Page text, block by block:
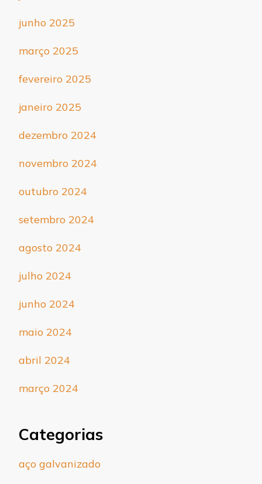
junho 2025
março 2025
fevereiro 2025
janeiro 2025
dezembro 2024
novembro 2024
outubro 2024
setembro 2024
agosto 2024
julho 2024
junho 2024
maio 2024
abril 2024
março 2024
Categorias
aço galvanizado